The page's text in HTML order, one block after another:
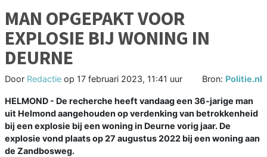
MAN OPGEPAKT VOOR
EXPLOSIE BIJ WONING IN
DEURNE
Door Redactie op 17 februari 2023, 11:41 uur Bron: Politie.nl
HELMOND - De recherche heeft vandaag een 36-jarige man
uit Helmond aangehouden op verdenking van betrokkenheid
bij een explosie bij een woning in Deurne vorig jaar. De
explosie vond plaats op 27 augustus 2022 bij een woning aan
de Zandbosweg.